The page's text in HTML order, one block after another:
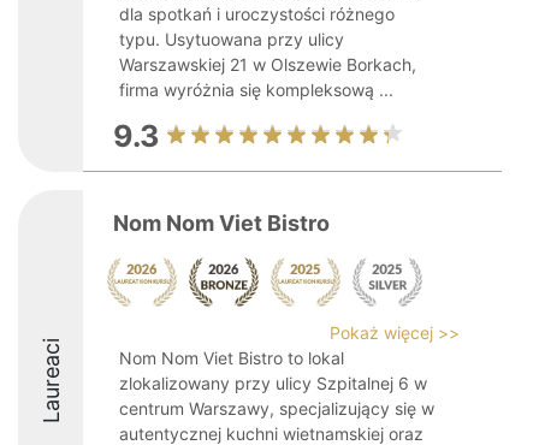
dla spotkań i uroczystości różnego
typu. Usytuowana przy ulicy
Warszawskiej 21 w Olszewie Borkach,
firma wyróżnia się kompleksową ...
9.3
Laureaci
Nom Nom Viet Bistro
Pokaż więcej >>
Nom Nom Viet Bistro to lokal
zlokalizowany przy ulicy Szpitalnej 6 w
centrum Warszawy, specjalizujący się w
autentycznej kuchni wietnamskiej oraz